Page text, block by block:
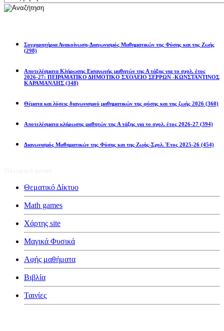
Συγχαρητήρια Ανακοίνωση-Διαγωνισμός Μαθηματικών της Φύσης και της Ζωής
(298)
Αποτελέσματα Κλήρωσης Εισαγωγής μαθητών της Α τάξης για το σχολ. έτος
2026-27: ΠΕΙΡΑΜΑΤΙΚΟ ΔΗΜΟΤΙΚΟ ΣΧΟΛΕΙΟ ΣΕΡΡΩΝ -ΚΩΝΣΤΑΝΤΙΝΟΣ
ΚΑΡΑΜΑΝΛΗΣ (348)
Θέματα και λύσεις διαγωνισμού μαθηματικών της φύσης και της ζωής 2026 (360)
Αποτελέσματα κλήρωσης μαθητών της Α τάξης για το σχολ. έτος 2026-27 (394)
Διαγωνισμός Μαθηματικών της Φύσης και της Ζωής-Σχολ. Έτος 2025-26 (454)
Θεματικό Δίκτυο
Math games
Χάρτης site
Μαγικά Φυσικά
Αφής μαθήματα
Βιβλία
Ταινίες